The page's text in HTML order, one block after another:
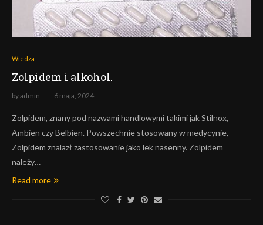
Wiedza
Zolpidem i alkohol.
byadmin 6 maja, 2024
Zolpidem, znany pod nazwami handlowymi takimi jak Stilnox,
Ambien czy Belbien. Powszechnie stosowany w medycynie,
Zolpidem znalazł zastosowanie jako lek nasenny. Zolpidem
należy…
Read more